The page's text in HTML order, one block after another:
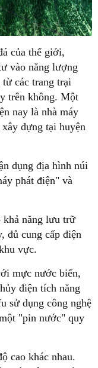
của thế giới,
vào năng lượng
các trang trại
trên không. Một
nay là nhà máy
dựng tại huyện
dụng địa hình núi
phát điện" và
khả năng lưu trữ
đủ cung cấp điện
vực.
mực nước biển,
điện tích năng
sử dụng công nghệ
"pin nước" quy
cao khác nhau.